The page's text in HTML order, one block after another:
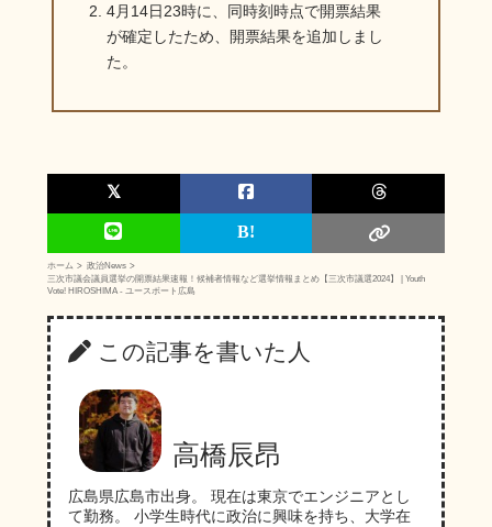
4月14日23時に、同時刻時点で開票結果
が確定したため、開票結果を追加しまし
た。
ホーム
政治News
三次市議会議員選挙の開票結果速報！候補者情報など選挙情報まとめ【三次市議選2024】 | Youth
Vote! HIROSHIMA - ユースボート広島
この記事を書いた人
高橋辰昂
広島県広島市出身。 現在は東京でエンジニアとし
て勤務。 小学生時代に政治に興味を持ち、大学在